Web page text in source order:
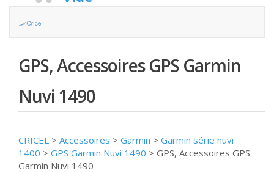
GPS, Accessoires GPS Garmin
Nuvi 1490
CRICEL > Accessoires > Garmin > Garmin série nuvi
1400 > GPS Garmin Nuvi 1490 > GPS, Accessoires GPS
Garmin Nuvi 1490